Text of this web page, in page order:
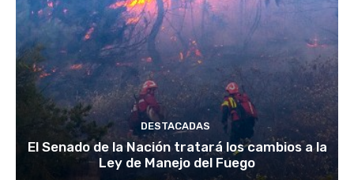
DESTACADAS
El Senado de la Nación tratará los cambios a la
Ley de Manejo del Fuego